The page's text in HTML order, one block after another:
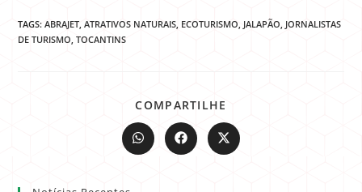
TAGS:ABRAJET, ATRATIVOS NATURAIS, ECOTURISMO, JALAPÃO, JORNALISTAS
DE TURISMO, TOCANTINS
COMPARTILHE